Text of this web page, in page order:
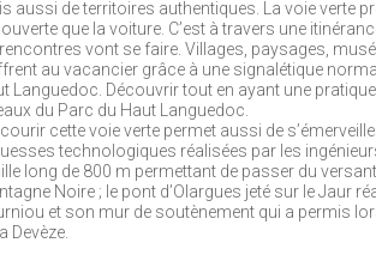
aussi de territoires authentiques. La voie verte
que la voiture. C’est à travers une
rencontres vont se faire. Villages, paysages,
au vacancier grâce à une signalétique
Languedoc. Découvrir tout en ayant une
du Parc du Haut Languedoc.
cette voie verte permet aussi de
technologiques réalisées par les
long de 800 m permettant de passer du
Noire ; le pont d’Olargues jeté sur le Jaur
et son mur de soutènement qui a permis
Devèze.